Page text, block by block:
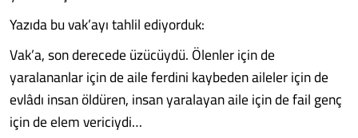
Yazıda bu vak’ayı tahlil ediyorduk:
Vak’a, son derecede üzücüydü. Ölenler için de
yaralananlar için de aile ferdini kaybeden aileler için de
evlâdı insan öldüren, insan yaralayan aile için de fail genç
için de elem vericiydi…